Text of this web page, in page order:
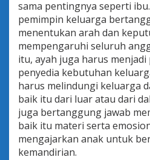
sama pentingnya seperti
pemimpin keluarga
menentukan arah dan
mempengaruhi seluruh
itu, ayah juga harus
penyedia kebutuhan
harus melindungi keluarga
baik itu dari luar atau dari
juga bertanggung jawab
baik itu materi serta
mengajarkan anak untuk
kemandirian.